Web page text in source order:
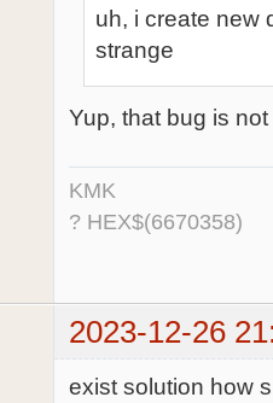
uh, i create new
strange
Yup, that bug is
KMK
? HEX$(6670358)
2023-12-26
exist solution how